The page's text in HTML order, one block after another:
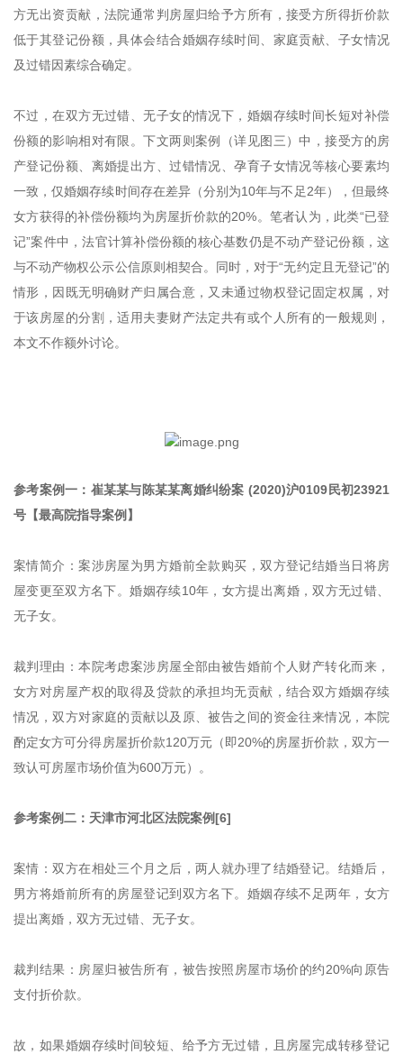
方无出资贡献，法院通常判房屋归给予方所有，接受方所得折价款
低于其登记份额，具体会结合婚姻存续时间、家庭贡献、子女情况
及过错因素综合确定。
不过，在双方无过错、无子女的情况下，婚姻存续时间长短对补偿
份额的影响相对有限。下文两则案例（详见图三）中，接受方的房
产登记份额、离婚提出方、过错情况、孕育子女情况等核心要素均
一致，仅婚姻存续时间存在差异（分别为10年与不足2年），但最终
女方获得的补偿份额均为房屋折价款的20%。笔者认为，此类“已登
记”案件中，法官计算补偿份额的核心基数仍是不动产登记份额，这
与不动产物权公示公信原则相契合。同时，对于“无约定且无登记”的
情形，因既无明确财产归属合意，又未通过物权登记固定权属，对
于该房屋的分割，适用夫妻财产法定共有或个人所有的一般规则，
本文不作额外讨论。
参考案例一：崔某某与陈某某离婚纠纷案 (2020)沪0109民初23921
号【最高院指导案例】
案情简介：案涉房屋为男方婚前全款购买，双方登记结婚当日将房
屋变更至双方名下。婚姻存续10年，女方提出离婚，双方无过错、
无子女。
裁判理由：本院考虑案涉房屋全部由被告婚前个人财产转化而来，
女方对房屋产权的取得及贷款的承担均无贡献，结合双方婚姻存续
情况，双方对家庭的贡献以及原、被告之间的资金往来情况，本院
酌定女方可分得房屋折价款120万元（即20%的房屋折价款，双方一
致认可房屋市场价值为600万元）。
参考案例二：天津市河北区法院案例[6]
案情：双方在相处三个月之后，两人就办理了结婚登记。结婚后，
男方将婚前所有的房屋登记到双方名下。婚姻存续不足两年，女方
提出离婚，双方无过错、无子女。
裁判结果：房屋归被告所有，被告按照房屋市场价的约20%向原告
支付折价款。
故，如果婚姻存续时间较短、给予方无过错，且房屋完成转移登记